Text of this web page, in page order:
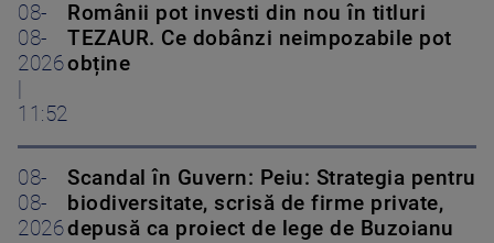
08-
08-
2026
11:52
Românii pot investi din nou în titluri
TEZAUR. Ce dobânzi neimpozabile pot
obține
08-
08-
2026
Scandal în Guvern: Peiu: Strategia pentru
biodiversitate, scrisă de firme private,
depusă ca proiect de lege de Buzoianu